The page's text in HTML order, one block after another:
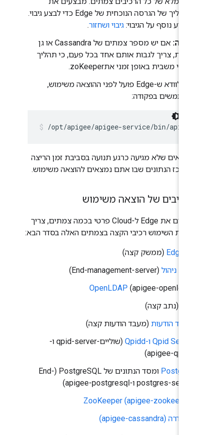
התהליך של הגרסה הנוכחית של Edge כדי לבצע גיבוי.
למידע נוסף על הגיבוי:גיבוי ושחזור.
אם יש מספר צמתים של Cassandra או גן
החיות, צריך לגבות אותם אחד בכל פעם, כי תהליך
הגיבוי משבית באופן זמני אתzoKeeper.
כדי לוודא ש-Edge פועל לפני ההוצאה משימוש,
משתמשים בפקודה:
/opt/apigee/apigee-service/bin/
מוודאים שלא מגיעה כרגע תנועה בסביבת זמן הריצה
במרכז הנתונים שבו אתם נמצאים להוצאה משימוש.
של הוצאה משימוש
אם מתקינים את Edge ל-Cloud פרטי בכמה צמתים, צריך
את השימוש רכיבי הקצה בצמתים האלה בסדר הבא:
(ממשק קצה)
OpenLDAP(apigee-openldap)
(נתב קצה)
מעבד הודעות (מעבד הודעות קצה)
Qpid Server ו-Qpidd
(שוליים-qpid-server ו-
apigee-qpidd)
ומסד הנתונים של PostgreSQL (End-
postgres-server ו-apigee-postgresql)
ZooKeeper (apigee-zookeeper)